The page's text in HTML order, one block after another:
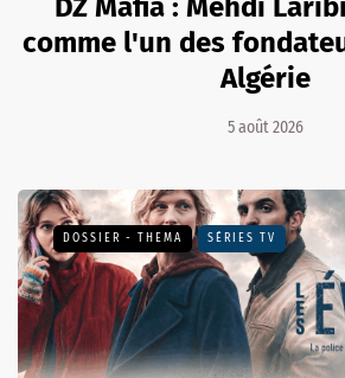
DZ Mafia : Mehdi
comme l'un des
Algérie
5 août 2026
DOSSIER - THEMA SÉRIES TV